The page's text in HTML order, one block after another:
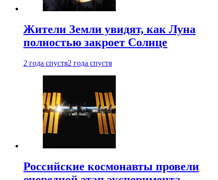
Жители Земли увидят, как Луна
полностью закроет Солнце
2 года спустя2 года спустя
Российские космонавты провели